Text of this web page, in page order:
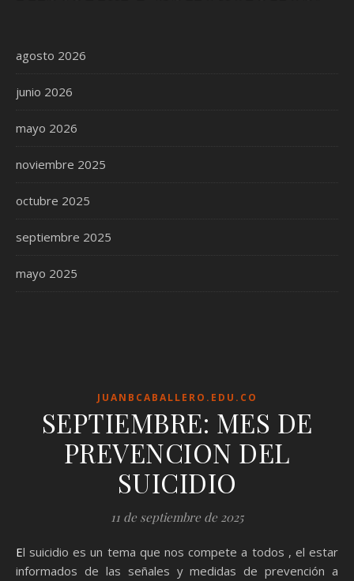
agosto 2026
junio 2026
mayo 2026
noviembre 2025
octubre 2025
septiembre 2025
mayo 2025
JUANBCABALLERO.EDU.CO
SEPTIEMBRE: MES DE
PREVENCION DEL
SUICIDIO
11 de septiembre de 2025
El suicidio es un tema que nos compete a todos , el estar
informados de las señales y medidas de prevención a